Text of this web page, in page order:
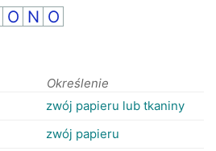
RANKINGI
O N O
Określenie
zwój papieru lub tkaniny
zwój papieru